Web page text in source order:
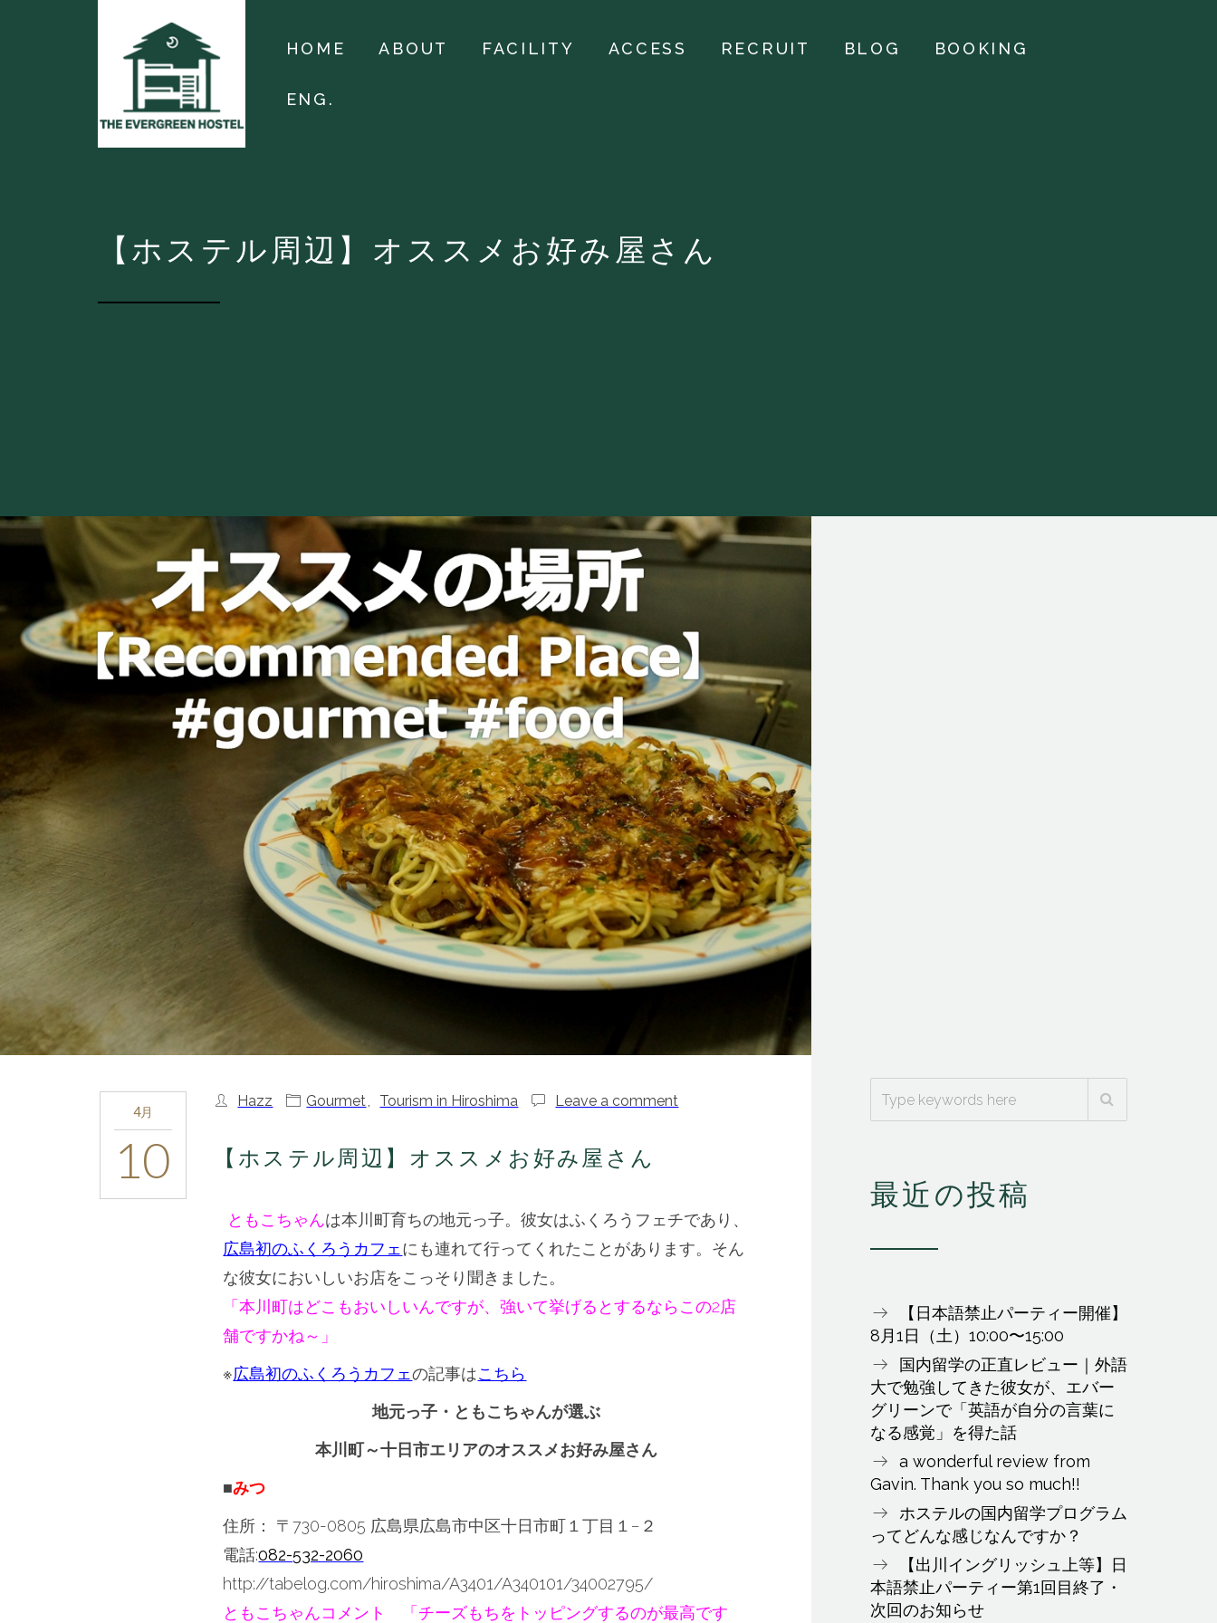
HOME ABOUT FACILITY ACCESS RECRUIT BLOG BOOKING
ENG.
【ホステル周辺】オススメお好み屋さん
4月
10
Hazz Gourmet, Tourism in Hiroshima Leave a comment
【ホステル周辺】オススメお好み屋さん
ともこちゃんは本川町育ちの地元っ子。彼女はふくろうフェチであり、
広島初のふくろうカフェにも連れて行ってくれたことがあります。そん
な彼女においしいお店をこっそり聞きました。
「本川町はどこもおいしいんですが、強いて挙げるとするならこの2店
舗ですかね～」
※広島初のふくろうカフェの記事はこちら
地元っ子・ともこちゃんが選ぶ
本川町～十日市エリアのオススメお好み屋さん
■みつ
住所： 〒730-0805 広島県広島市中区十日市町１丁目１−２
電話:082-532-2060
http://tabelog.com/hiroshima/A3401/A340101/34002795/
ともこちゃんコメント 「チーズもちをトッピングするのが最高です
最近の投稿
【日本語禁止パーティー開催】
8月1日（土）10:00〜15:00
国内留学の正直レビュー｜外語
大で勉強してきた彼女が、エバー
グリーンで「英語が自分の言葉に
なる感覚」を得た話
a wonderful review from
Gavin. Thank you so much!!
ホステルの国内留学プログラム
ってどんな感じなんですか？
【出川イングリッシュ上等】日
本語禁止パーティー第1回目終了・
次回のお知らせ